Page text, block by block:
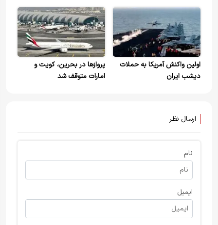
اولین واکنش آمریکا به حملات
دیشب ایران
پروازها در بحرین، کویت و
امارات متوقف شد
ارسال نظر
نام
ایمیل